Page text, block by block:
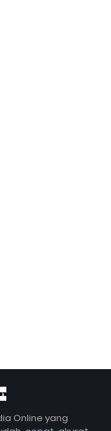
Online yang